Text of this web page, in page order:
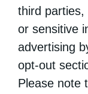
third parties,
or sensitive
advertising
opt-out
Please note